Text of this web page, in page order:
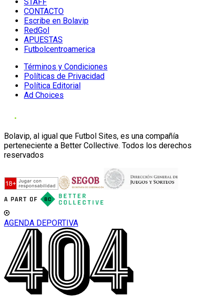
CONTACTO
Escribe en Bolavip
RedGol
APUESTAS
Futbolcentroamerica
Términos y Condiciones
Políticas de Privacidad
Política Editorial
Ad Choices
Bolavip, al igual que Futbol Sites, es una compañía
perteneciente a Better Collective. Todos los derechos
reservados
AGENDA DEPORTIVA